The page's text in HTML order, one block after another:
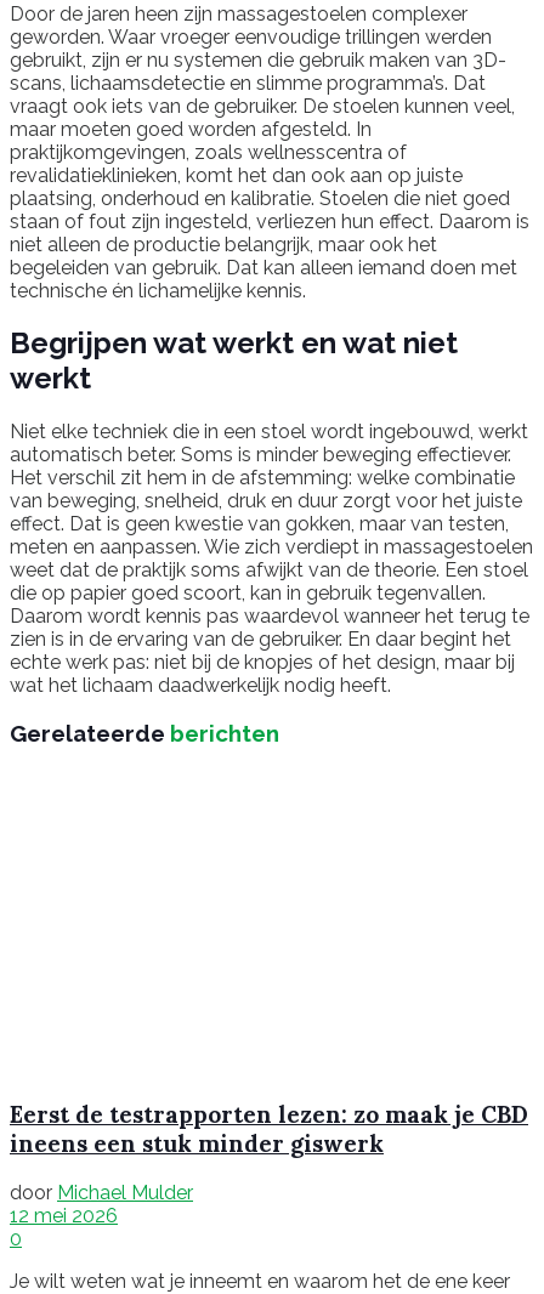
Door de jaren heen zijn massagestoelen complexer
geworden. Waar vroeger eenvoudige trillingen werden
gebruikt, zijn er nu systemen die gebruik maken van 3D-
scans, lichaamsdetectie en slimme programma’s. Dat
vraagt ook iets van de gebruiker. De stoelen kunnen veel,
maar moeten goed worden afgesteld. In
praktijkomgevingen, zoals wellnesscentra of
revalidatieklinieken, komt het dan ook aan op juiste
plaatsing, onderhoud en kalibratie. Stoelen die niet goed
staan of fout zijn ingesteld, verliezen hun effect. Daarom is
niet alleen de productie belangrijk, maar ook het
begeleiden van gebruik. Dat kan alleen iemand doen met
technische én lichamelijke kennis.
Begrijpen wat werkt en wat niet
werkt
Niet elke techniek die in een stoel wordt ingebouwd, werkt
automatisch beter. Soms is minder beweging effectiever.
Het verschil zit hem in de afstemming: welke combinatie
van beweging, snelheid, druk en duur zorgt voor het juiste
effect. Dat is geen kwestie van gokken, maar van testen,
meten en aanpassen. Wie zich verdiept in massagestoelen
weet dat de praktijk soms afwijkt van de theorie. Een stoel
die op papier goed scoort, kan in gebruik tegenvallen.
Daarom wordt kennis pas waardevol wanneer het terug te
zien is in de ervaring van de gebruiker. En daar begint het
echte werk pas: niet bij de knopjes of het design, maar bij
wat het lichaam daadwerkelijk nodig heeft.
Gerelateerde berichten
Eerst de testrapporten lezen: zo maak je CBD
ineens een stuk minder giswerk
door Michael Mulder
12 mei 2026
0
Je wilt weten wat je inneemt en waarom het de ene keer